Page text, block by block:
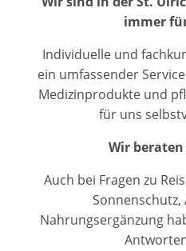
immer
Individuelle und
ein umfassender
Medizinprodukte und
für uns
Wir beraten
Auch bei Fragen zu
Nahrungsergänzung